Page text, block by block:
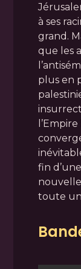
à ses
grand.
que les
plus en
fin
toute